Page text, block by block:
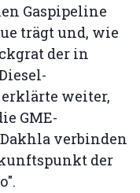
Gaspipeline
trägt und, wie
der in
weiter,
GME-
verbinden
der